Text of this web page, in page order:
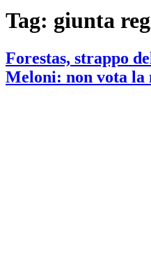
Tag: giunta
Forestas, strappo
Meloni: non vota la